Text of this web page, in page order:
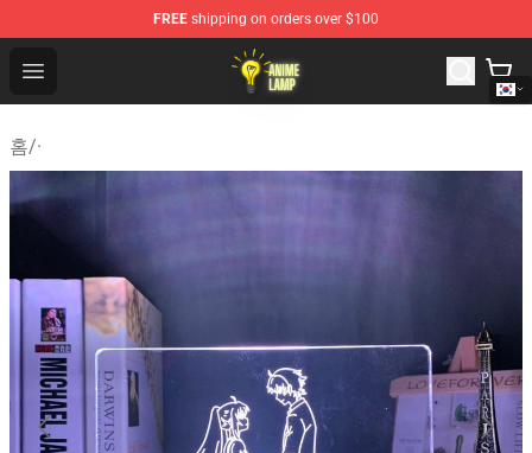
FREE shipping on orders over $100
Open menu
Anime Lamp Shop - The Best Store of Anime Lamp
홈/·